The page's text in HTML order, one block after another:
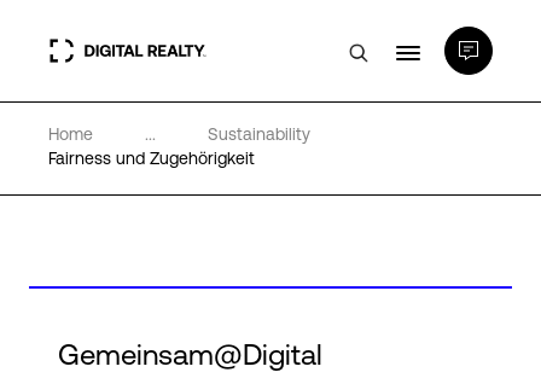
Rechenzentren
Home ...
Sustainability
Fairness und Zugehörigkeit
Gemeinsam@Digital